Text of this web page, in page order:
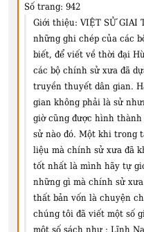
Số trang: 942
Giới thiệu: VIỆT SỬ GIAI
những ghi chép của các
biết, để viết về thời đại
các bộ chính sử xưa đã
truyền thuyết dân gian.
gian không phải là sử
giờ cũng được hình
sử nào đó. Một khi trong
liệu mà chính sử xưa đã
tốt nhất là mình hãy tự
những gì mà chính sử
thất bản vốn là chuyện
chúng tôi đã viết một số
một số sách như : Lĩnh